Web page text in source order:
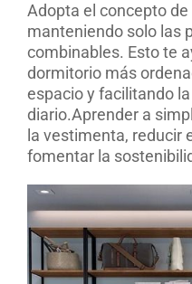
Adopta el concepto
manteniendo solo las
combinables. Esto te
dormitorio más
espacio y facilitando
diario.Aprender a
la vestimenta, reducir
fomentar la